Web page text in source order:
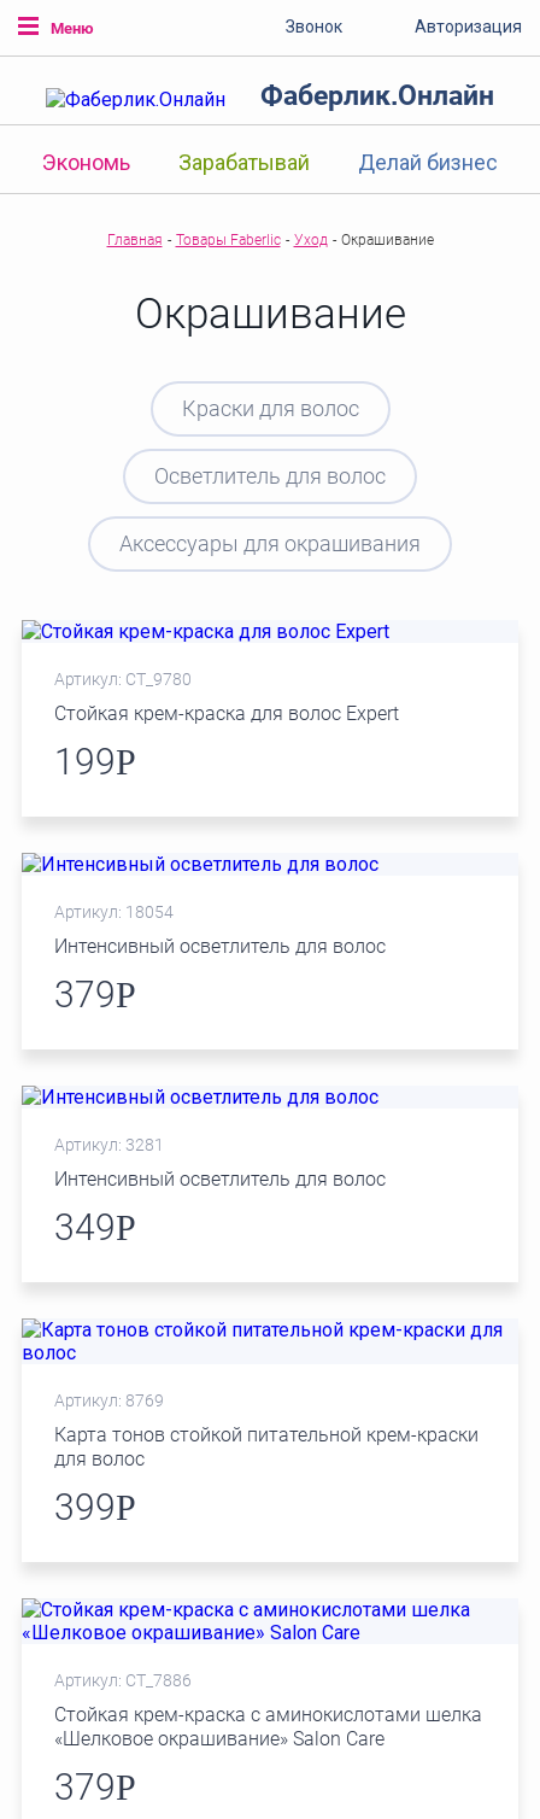
Меню Звонок Авторизация
Фаберлик.Онлайн
Экономь Зарабатывай Делай бизнес
Главная - Товары Faberlic - Уход - Окрашивание
Окрашивание
Краски для волос
Осветлитель для волос
Аксессуары для окрашивания
Артикул: СТ_9780
Стойкая крем-краска для волос Expert
199Р
Артикул: 18054
Интенсивный осветлитель для волос
379Р
Артикул: 3281
Интенсивный осветлитель для волос
349Р
Артикул: 8769
Карта тонов cтойкой питательной крем-краски
для волос
399Р
Артикул: СТ_7886
Стойкая крем-краска с аминокислотами шелка
«Шелковое окрашивание» Salon Care
379Р